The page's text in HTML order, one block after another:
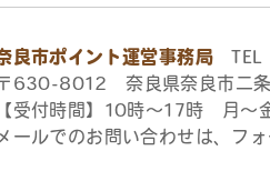
良市ポイント運営事務局 TEL
630-8012 奈良県奈良市二
【受付時間】10時〜17時 月〜
メールでのお問い合わせは、フ